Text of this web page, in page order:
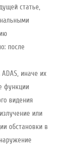
статье,
после
иначе их
функции
видения
или
обстановки в